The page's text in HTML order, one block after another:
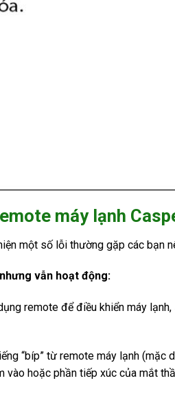
máy lạnh
một số lỗi thường gặp các bạn
vẫn hoạt động:
remote để điều khiển máy
“bíp” từ remote máy lạnh
hoặc phần tiếp xúc của mắt